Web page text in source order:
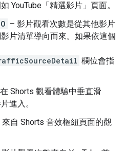
YouTube「精選影片」頁面。
– 影片觀看次數是從其他影片
片清單導向而來。如果依這個
欄位會指
Shorts 觀看體驗中垂直滑
進入。
來自 Shorts 音效樞紐頁面的觀